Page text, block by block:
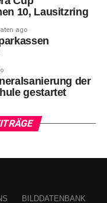
in der 50. Minute im
10, Lausitzring
ago
der
gestartet
BILDDATENBANK